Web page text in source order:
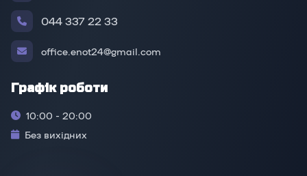
044 337 22 33
office.enot24@gmail.com
Графік роботи
10:00 - 20:00
Без вихідних